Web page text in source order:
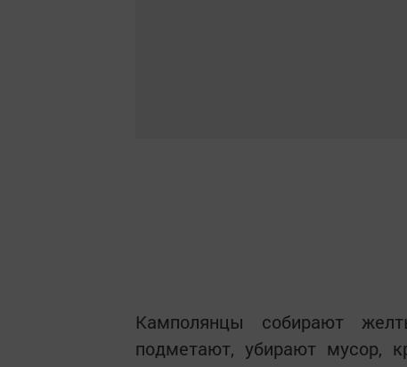
Камполянцы собирают
подметают, убирают мусор,